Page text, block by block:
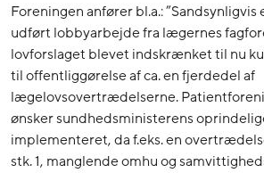
Foreningen anfører bl.a.:
udført lobbyarbejde fra lægernes
lovforslaget blevet indskrænket til nu
til offentliggørelse af ca. en fjerdedel af
lægelovsovertrædelserne.
ønsker sundhedsministerens
implementeret, da f.eks. en
stk. 1, manglende omhu og